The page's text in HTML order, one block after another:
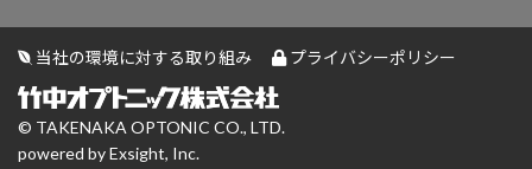
当社の環境に対する取り組み プライバシーポリシー
© TAKENAKA OPTONIC CO., LTD.
powered by Exsight, Inc.